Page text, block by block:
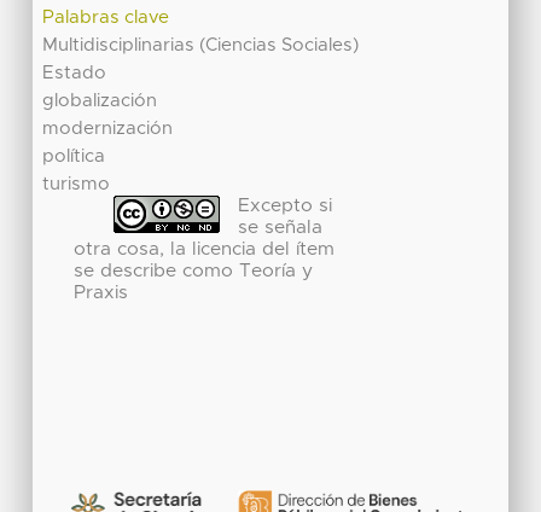
Palabras clave
Multidisciplinarias (Ciencias Sociales)
Estado
globalización
modernización
política
turismo
Excepto si
se señala
otra cosa, la licencia del ítem
se describe como Teoría y
Praxis